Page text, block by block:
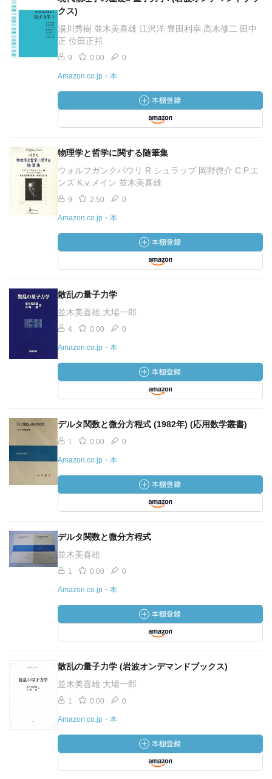
クス)
湯川秀樹 並木美喜雄 江沢洋 豊田利幸 高木修二 田中
正 位田正邦
9 0.00 0
Amazon.co.jp・本
物理学と哲学に関する随筆集
ウォルフガンクパウリ R.シュラップ 岡野啓介 C.P.エ
ンズ K.v.メイン 並木美喜雄
9 2.50 0
Amazon.co.jp・本
散乱の量子力学
並木美喜雄 大場一郎
4 0.00 0
Amazon.co.jp・本
デルタ関数と微分方程式 (1982年) (応用数学叢書)
1 0.00 0
Amazon.co.jp・本
デルタ関数と微分方程式
並木美喜雄
1 0.00 0
Amazon.co.jp・本
散乱の量子力学 (岩波オンデマンドブックス)
並木美喜雄 大場一郎
1 0.00 0
Amazon.co.jp・本